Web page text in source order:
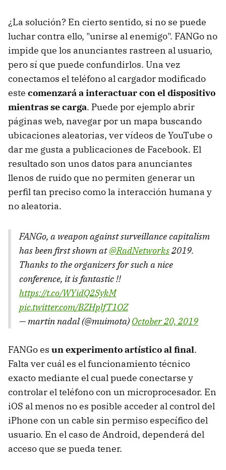
¿La solución? En cierto sentido, si no se puede
luchar contra ello, "unirse al enemigo". FANGo no
impide que los anunciantes rastreen al usuario,
pero sí que puede confundirlos. Una vez
conectamos el teléfono al cargador modificado
este comenzará a interactuar con el dispositivo
mientras se carga. Puede por ejemplo abrir
páginas web, navegar por un mapa buscando
ubicaciones aleatorias, ver vídeos de YouTube o
dar me gusta a publicaciones de Facebook. El
resultado son unos datos para anunciantes
llenos de ruido que no permiten generar un
perfil tan preciso como la interacción humana y
no aleatoria.
FANGo, a weapon against surveillance capitalism
has been first shown at@RadNetworks2019.
Thanks to the organizers for such a nice
conference, it is fantastic !!
https://t.co/WYidQ2SykM
pic.twitter.com/BZHplfT1OZ
— martin nadal (@muimota) October 20, 2019
FANGo es un experimento artístico al final.
Falta ver cuál es el funcionamiento técnico
exacto mediante el cual puede conectarse y
controlar el teléfono con un microprocesador. En
iOS al menos no es posible acceder al control del
iPhone con un cable sin permiso específico del
usuario. En el caso de Android, dependerá del
acceso que se pueda tener.